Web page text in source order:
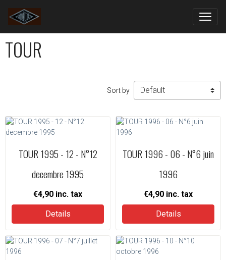
TOUR
Sort by
TOUR 1995 - 12 - N°12
decembre 1995
€4,90 inc. tax
Details
TOUR 1996 - 06 - N°6 juin
1996
€4,90 inc. tax
Details